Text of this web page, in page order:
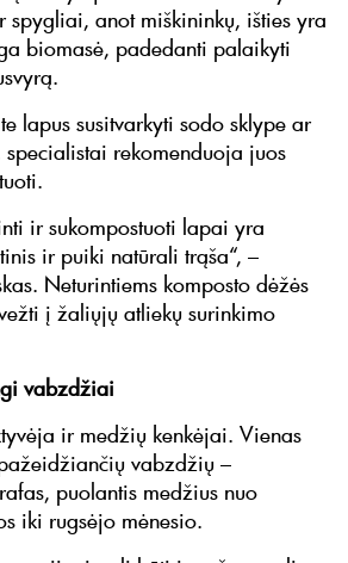
spygliai, anot miškininkų, išties yra
biomasė, padedanti palaikyti
lapus susitvarkyti sodo sklype ar
rekomenduoja juos
ir sukompostuoti lapai yra
ir puiki natūrali trąša“, –
Neturintiems komposto dėžės
į žaliųjų atliekų surinkimo
vabzdžiai
ir medžių kenkėjai. Vienas
vabzdžių –
puolantis medžius nuo
iki rugsėjo mėnesio.